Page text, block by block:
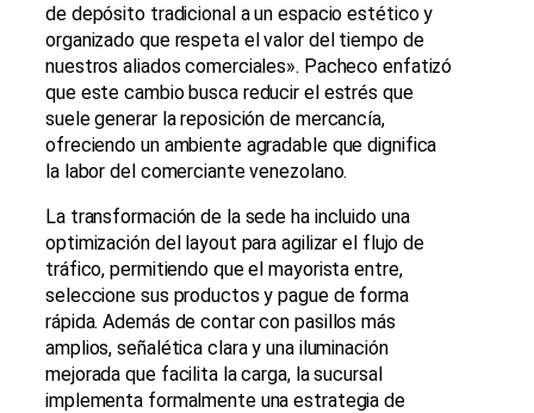
de depósito tradicional a un espacio estético y
organizado que respeta el valor del tiempo de
nuestros aliados comerciales». Pacheco enfatizó
que este cambio busca reducir el estrés que
suele generar la reposición de mercancía,
ofreciendo un ambiente agradable que dignifica
la labor del comerciante venezolano.
La transformación de la sede ha incluido una
optimización del layout para agilizar el flujo de
tráfico, permitiendo que el mayorista entre,
seleccione sus productos y pague de forma
rápida. Además de contar con pasillos más
amplios, señalética clara y una iluminación
mejorada que facilita la carga, la sucursal
implementa formalmente una estrategia de